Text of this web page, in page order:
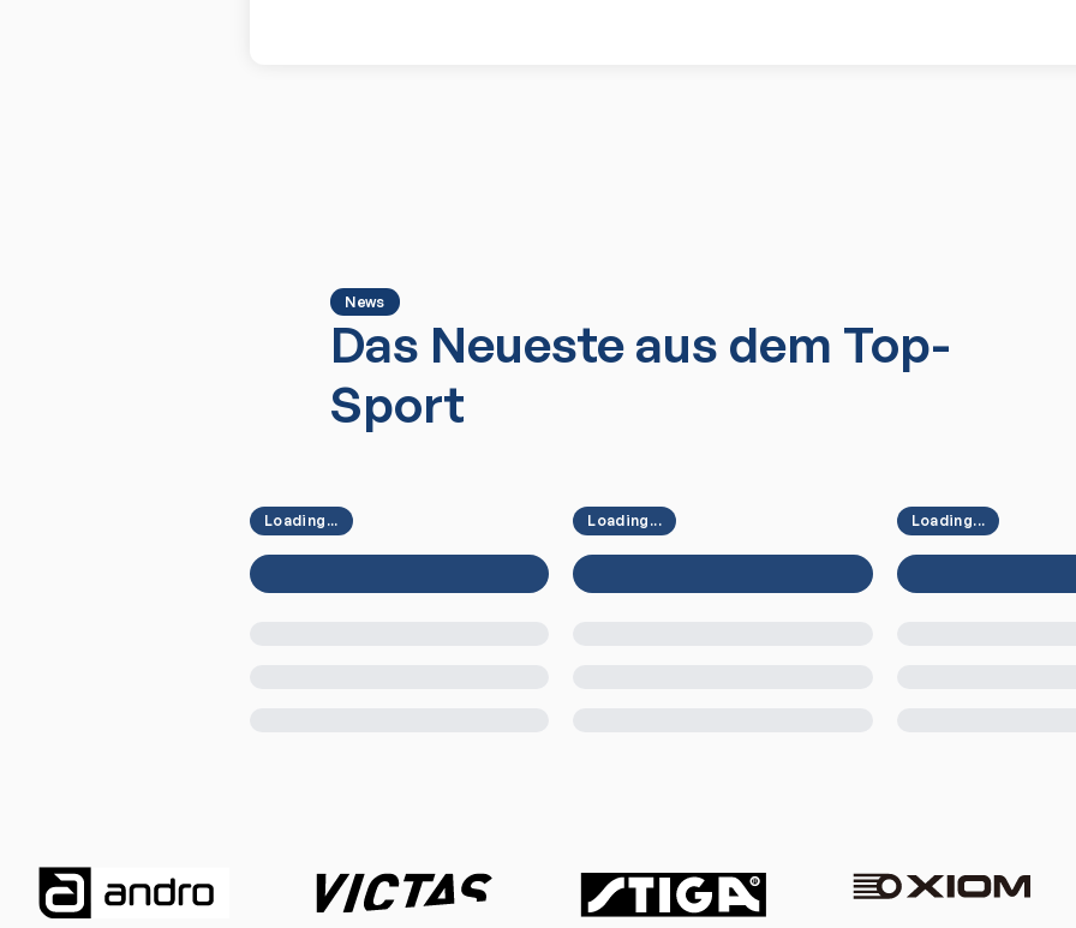
News
Das Neueste aus dem Top-
Sport
Loading... Loading... Loading...